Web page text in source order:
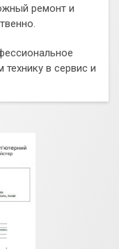
ремонт и
в сервис и